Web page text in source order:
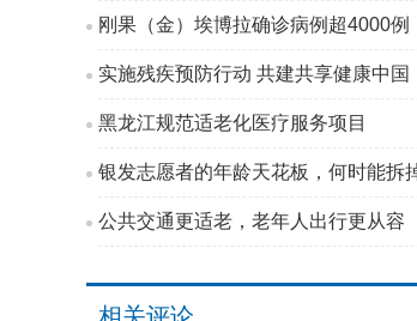
刚果（金）埃博拉确诊病例超4000例
实施残疾预防行动 共建共享健康中国
黑龙江规范适老化医疗服务项目
银发志愿者的年龄天花板，何时能拆
公共交通更适老，老年人出行更从容